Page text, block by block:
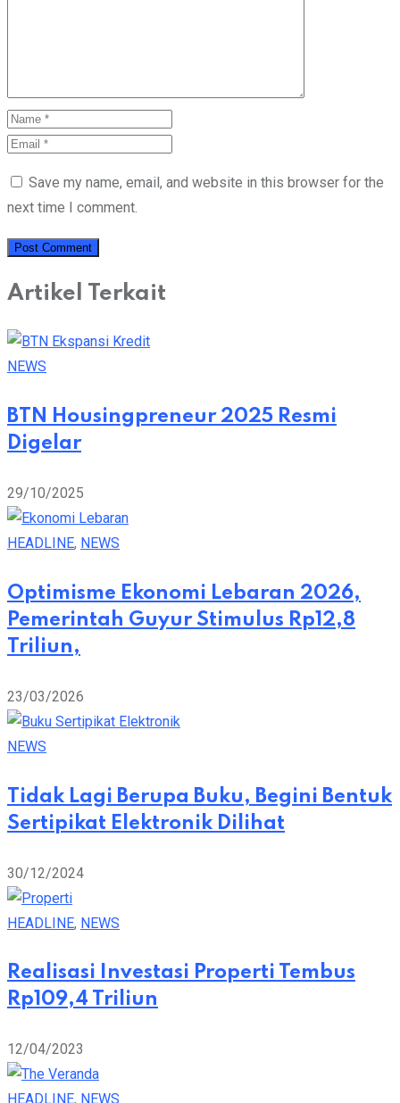
Save my name, email, and website in this browser for the
next time I comment.
Artikel Terkait
NEWS
BTN Housingpreneur 2025 Resmi
Digelar
29/10/2025
HEADLINE, NEWS
Optimisme Ekonomi Lebaran 2026,
Pemerintah Guyur Stimulus Rp12,8
Triliun,
23/03/2026
NEWS
Tidak Lagi Berupa Buku, Begini Bentuk
Sertipikat Elektronik Dilihat
30/12/2024
HEADLINE, NEWS
Realisasi Investasi Properti Tembus
Rp109,4 Triliun
12/04/2023
HEADLINE, NEWS